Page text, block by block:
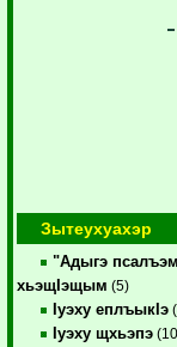
Зытеухуахэр
"Адыгэ
хьэщIэщым (5)
Iуэху еплъыкIэ
Iуэху щхьэпэ